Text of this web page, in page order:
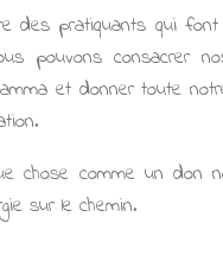
des pratiquants qui
pouvons consacrer
et donner toute
chose comme un don
sur le chemin.